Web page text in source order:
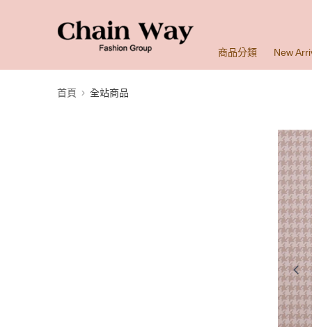
商品分類 New
首頁 全站商品